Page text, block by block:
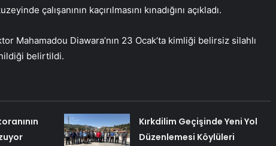
çalışanının kaçırılmasını kınadığını açıkladı.
Mahamadou Diawara’nın 23 Ocak’ta kimliği belirsiz silahlı
belirtildi.
Kırkdilim Geçişinde Yeni Yol
Düzenlemesi Köylüleri